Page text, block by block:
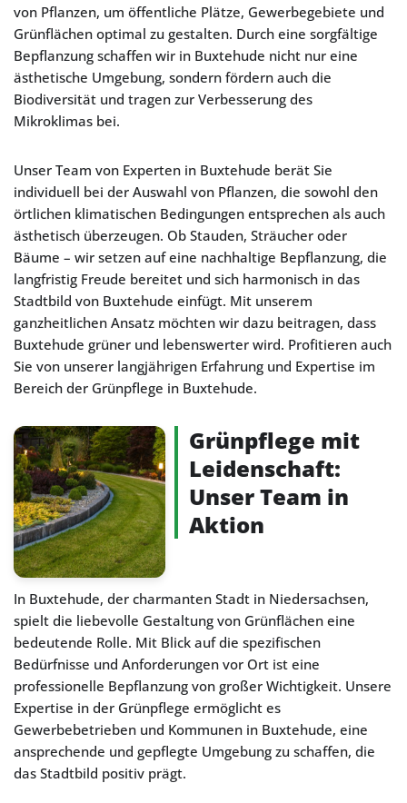
von Pflanzen, um öffentliche Plätze, Gewerbegebiete und
Grünflächen optimal zu gestalten. Durch eine sorgfältige
Bepflanzung schaffen wir in Buxtehude nicht nur eine
ästhetische Umgebung, sondern fördern auch die
Biodiversität und tragen zur Verbesserung des
Mikroklimas bei.
Unser Team von Experten in Buxtehude berät Sie
individuell bei der Auswahl von Pflanzen, die sowohl den
örtlichen klimatischen Bedingungen entsprechen als auch
ästhetisch überzeugen. Ob Stauden, Sträucher oder
Bäume – wir setzen auf eine nachhaltige Bepflanzung, die
langfristig Freude bereitet und sich harmonisch in das
Stadtbild von Buxtehude einfügt. Mit unserem
ganzheitlichen Ansatz möchten wir dazu beitragen, dass
Buxtehude grüner und lebenswerter wird. Profitieren auch
Sie von unserer langjährigen Erfahrung und Expertise im
Bereich der Grünpflege in Buxtehude.
Grünpflege mit
Leidenschaft:
Unser Team in
Aktion
In Buxtehude, der charmanten Stadt in Niedersachsen,
spielt die liebevolle Gestaltung von Grünflächen eine
bedeutende Rolle. Mit Blick auf die spezifischen
Bedürfnisse und Anforderungen vor Ort ist eine
professionelle Bepflanzung von großer Wichtigkeit. Unsere
Expertise in der Grünpflege ermöglicht es
Gewerbebetrieben und Kommunen in Buxtehude, eine
ansprechende und gepflegte Umgebung zu schaffen, die
das Stadtbild positiv prägt.